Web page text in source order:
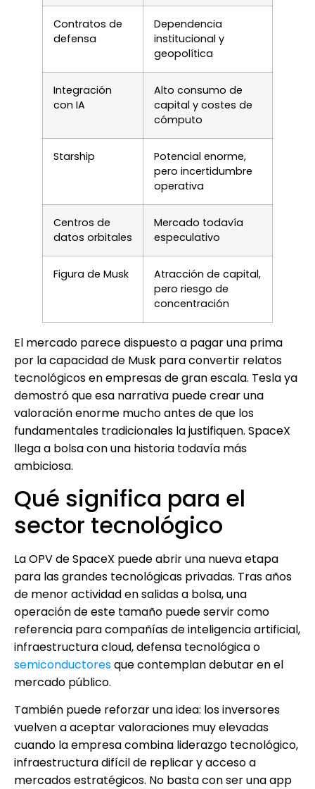
Contratos de
defensa
Dependencia
institucional y
geopolítica
Integración
con IA
Alto consumo de
capital y costes de
cómputo
Starship
Potencial enorme,
pero incertidumbre
operativa
Centros de
datos orbitales
Mercado todavía
especulativo
Figura de Musk
Atracción de capital,
pero riesgo de
concentración
El mercado parece dispuesto a pagar una prima
por la capacidad de Musk para convertir relatos
tecnológicos en empresas de gran escala. Tesla ya
demostró que esa narrativa puede crear una
valoración enorme mucho antes de que los
fundamentales tradicionales la justifiquen. SpaceX
llega a bolsa con una historia todavía más
ambiciosa.
Qué significa para el
sector tecnológico
La OPV de SpaceX puede abrir una nueva etapa
para las grandes tecnológicas privadas. Tras años
de menor actividad en salidas a bolsa, una
operación de este tamaño puede servir como
referencia para compañías de inteligencia artificial,
infraestructura cloud, defensa tecnológica o
semiconductoresque contemplan debutar en el
mercado público.
También puede reforzar una idea: los inversores
vuelven a aceptar valoraciones muy elevadas
cuando la empresa combina liderazgo tecnológico,
infraestructura difícil de replicar y acceso a
mercados estratégicos. No basta con ser una app